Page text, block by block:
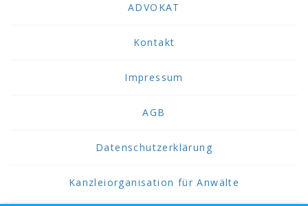
ADVOKAT
Kontakt
Impressum
AGB
Datenschutzerklärung
Kanzleiorganisation für Anwälte